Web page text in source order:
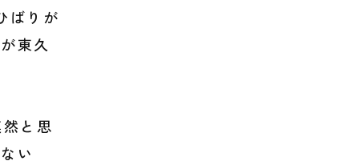
ばりが
東久
と思
い